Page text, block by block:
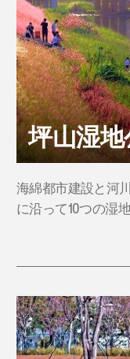
坪山湿
海綿都市建設と河
に沿って10つの湿